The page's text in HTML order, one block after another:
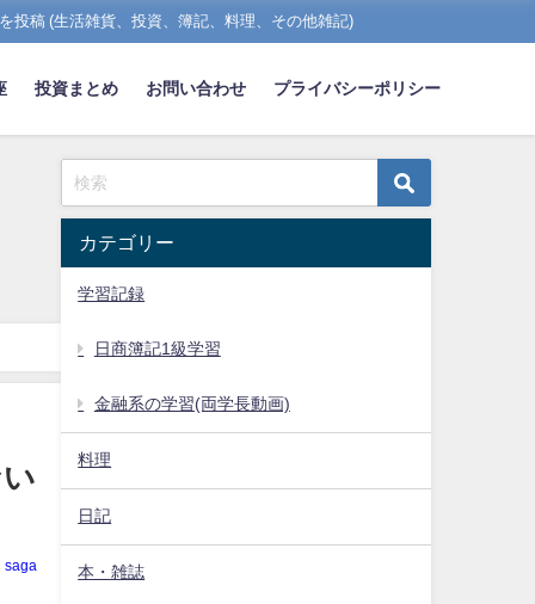
投稿 (生活雑貨、投資、簿記、料理、その他雑記)
投資まとめ お問い合わせ プライバシーポリシー
saga
カテゴリー
学習記録
日商簿記1級学習
金融系の学習(両学長動画)
料理
日記
本・雑誌